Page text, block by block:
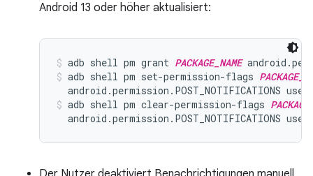
Android 13 oder höher aktualisiert:
adb shell pm grant PACKAGE_NAME
adb shell pm set-permission-flags
android.permission.POST_NOTIFICATIONS
adb shell pm clear-permission-flags
android.permission.POST_NOTIFICATIONS